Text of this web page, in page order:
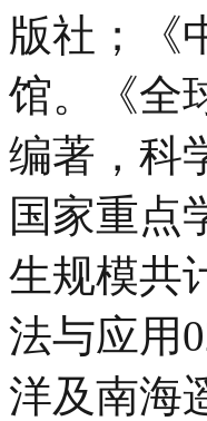
版社；《
馆。《全
编著，科
国家重点
生规模共
法与应用
洋及南海